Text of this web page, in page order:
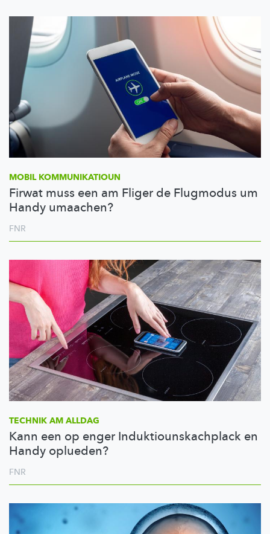
MOBIL KOMMUNIKATIOUN
Firwat muss een am Fliger de Flugmodus um
Handy umaachen?
FNR
TECHNIK AM ALLDAG
Kann een op enger Induktiounskachplack en
Handy oplueden?
FNR